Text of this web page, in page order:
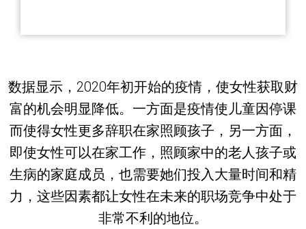
数据显示，2020年初开始的疫情，使女性获取财
富的机会明显降低。一方面是疫情使儿童因停课
而使得女性更多辞职在家照顾孩子，另一方面，
即使女性可以在家工作，照顾家中的老人孩子或
生病的家庭成员，也需要她们投入大量时间和精
力，这些因素都让女性在未来的职场竞争中处于
非常不利的地位。